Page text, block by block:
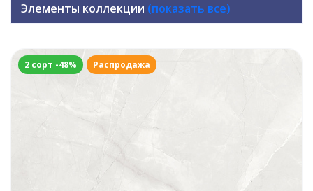
Элементы коллекции (показать все)
2 сорт -48% Распродажа